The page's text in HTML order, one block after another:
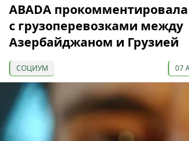
ABADA
с грузоперевозками между
Азербайджаном и Грузией
СОЦИУМ 07